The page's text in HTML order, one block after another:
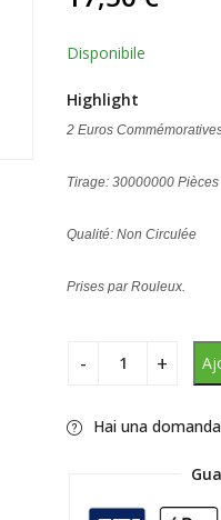
client
Disponibile
Highlight
2 Euros
Tirage: 30000000 Pièces
Qualité: Non Circulée
Prises par Rouleux.
Hai una